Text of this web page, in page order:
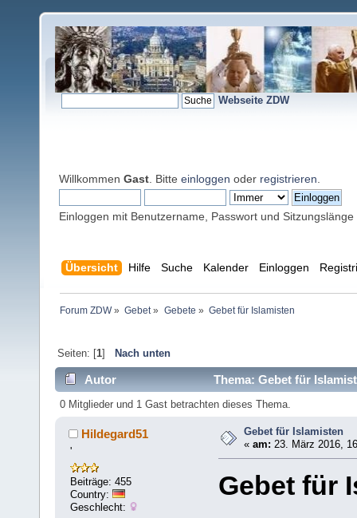
Webseite ZDW
Willkommen Gast . Bitte einloggen oder registrieren
Einloggen mit Benutzername, Passwort und Sitzungslänge
Übersicht Hilfe Suche Kalender Einloggen
Forum ZDW» Gebet» Gebete » Gebet für Islamisten
Seiten: [1] Nach unten
Autor Thema: Gebet für
0 Mitglieder und 1 Gast betrachten dieses Thema.
Hildegard51
'
Beiträge: 455
Country:
Geschlecht:
Gebet für Islamisten
«am: 23. März 2016,
Gebet für